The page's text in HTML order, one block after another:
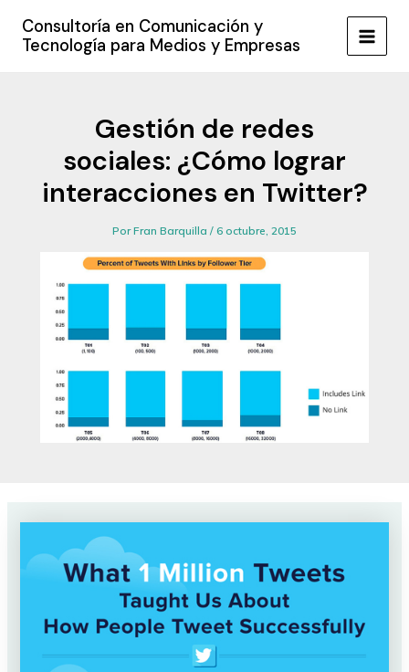
contenido
Consultoría en Comunicación y
Tecnología para Medios y Empresas
MAIN
Gestión de redes
sociales: ¿Cómo lograr
interacciones en Twitter?
PorFran Barquilla / 6 octubre, 2015